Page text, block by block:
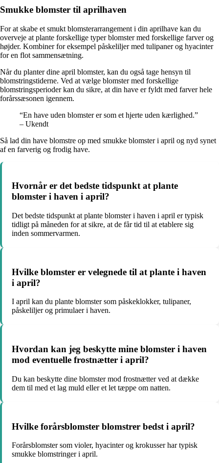
Smukke blomster til aprilhaven
For at skabe et smukt blomsterarrangement i din aprilhave kan du
overveje at plante forskellige typer blomster med forskellige farver og
højder. Kombiner for eksempel påskeliljer med tulipaner og hyacinter
for en flot sammensætning.
Når du planter dine april blomster, kan du også tage hensyn til
blomstringstiderne. Ved at vælge blomster med forskellige
blomstringsperioder kan du sikre, at din have er fyldt med farver hele
forårssæsonen igennem.
“En have uden blomster er som et hjerte uden kærlighed.”
– Ukendt
Så lad din have blomstre op med smukke blomster i april og nyd synet
af en farverig og frodig have.
Hvornår er det bedste tidspunkt at plante
blomster i haven i april?
Det bedste tidspunkt at plante blomster i haven i april er typisk
tidligt på måneden for at sikre, at de får tid til at etablere sig
inden sommervarmen.
Hvilke blomster er velegnede til at plante i haven
i april?
I april kan du plante blomster som påskeklokker, tulipaner,
påskeliljer og primulaer i haven.
Hvordan kan jeg beskytte mine blomster i haven
mod eventuelle frostnætter i april?
Du kan beskytte dine blomster mod frostnætter ved at dække
dem til med et lag muld eller et let tæppe om natten.
Hvilke forårsblomster blomstrer bedst i april?
Forårsblomster som violer, hyacinter og krokusser har typisk
smukke blomstringer i april.